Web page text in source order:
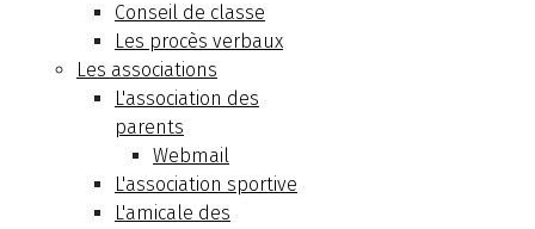
Conseil de classe
Les procès verbaux
Les associations
L'association des
parents
Webmail
L'association sportive
L'amicale des